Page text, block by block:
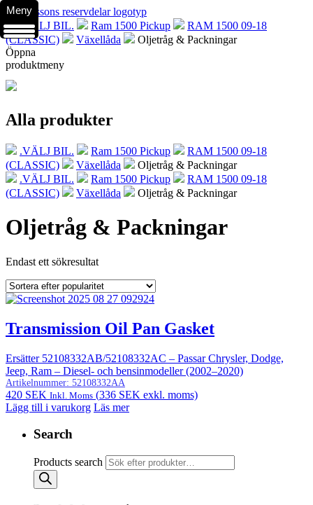
.VÄLJ BIL. Ram 1500 Pickup
RAM 1500 09-18
(CLASSIC)
Växellåda
Oljetråg & Packningar
Öppna
produktmeny
Alla produkter
.VÄLJ BIL. Ram 1500 Pickup
RAM 1500 09-18
(CLASSIC)
Växellåda
Oljetråg & Packningar
.VÄLJ BIL.
Ram 1500 Pickup
RAM 1500 09-18
(CLASSIC)
Växellåda Oljetråg & Packningar
Oljetråg & Packningar
Endast ett sökresultat
Transmission Oil Pan Gasket
Ersätter 52108332AB/52108332AC – Passar Chrysler, Dodge,
Jeep, Ram – Diesel- och bensinmodeller (2002–2020)
Artikelnummer: 52108332AA
420 SEK Inkl. Moms (336 SEK exkl. moms)
Lägg till i varukorg Läs mer
Search
Products search
Meny